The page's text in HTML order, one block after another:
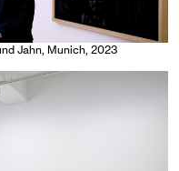
Jahn, Munich, 2023